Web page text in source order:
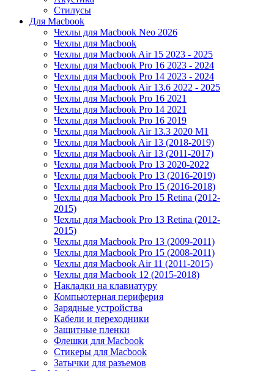
Стилусы
Для Macbook
Чехлы для Macbook Neo 2026
Чехлы для Macbook
Чехлы для Macbook Air 15 2023 - 2025
Чехлы для Macbook Pro 16 2023 - 2024
Чехлы для Macbook Pro 14 2023 - 2024
Чехлы для Macbook Air 13.6 2022 - 2025
Чехлы для Macbook Pro 16 2021
Чехлы для Macbook Pro 14 2021
Чехлы для Macbook Pro 16 2019
Чехлы для Macbook Air 13.3 2020 M1
Чехлы для Macbook Air 13 (2018-2019)
Чехлы для Macbook Air 13 (2011-2017)
Чехлы для Macbook Pro 13 2020-2022
Чехлы для Macbook Pro 13 (2016-2019)
Чехлы для Macbook Pro 15 (2016-2018)
Чехлы для Macbook Pro 15 Retina (2012-
2015)
Чехлы для Macbook Pro 13 Retina (2012-
2015)
Чехлы для Macbook Pro 13 (2009-2011)
Чехлы для Macbook Pro 15 (2008-2011)
Чехлы для Macbook Air 11 (2011-2015)
Чехлы для Macbook 12 (2015-2018)
Накладки на клавиатуру
Компьютерная периферия
Зарядные устройства
Кабели и переходники
Защитные пленки
Флешки для Macbook
Стикеры для Macbook
Затычки для разъемов